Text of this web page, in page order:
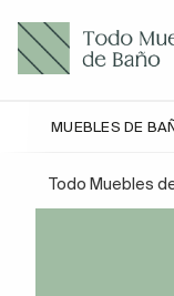
MUEBLES DE
Todo Muebles